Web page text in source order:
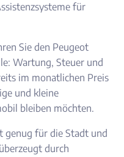
für
Sie den Peugeot
Wartung, Steuer und
im monatlichen Preis
und kleine
bleiben möchten.
genug für die Stadt und
durch